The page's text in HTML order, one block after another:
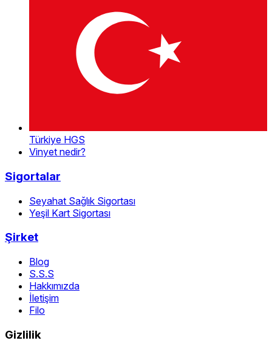
Türkiye HGS
Vinyet nedir?
Sigortalar
Seyahat Sağlık Sigortası
Yeşil Kart Sigortası
Şirket
Blog
S.S.S
Hakkımızda
İletişim
Filo
Gizlilik